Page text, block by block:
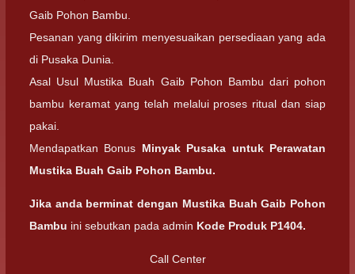
Gaib Pohon Bambu.
Pesanan yang dikirim menyesuaikan persediaan yang ada
di Pusaka Dunia.
Asal Usul Mustika Buah Gaib Pohon Bambu dari pohon
bambu keramat yang telah melalui proses ritual dan siap
pakai.
Mendapatkan Bonus Minyak Pusaka untuk Perawatan
Mustika Buah Gaib Pohon Bambu.
Jika anda berminat dengan Mustika Buah Gaib Pohon
Bambu ini sebutkan pada admin Kode Produk P1404.
Call Center